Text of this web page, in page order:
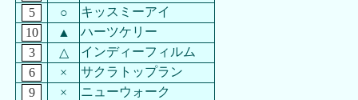
5
○
キッスミーアイ
10
▲
ハーツケリー
3
△
インディーフィルム
6
×
サクラトップラン
9
× ニューウォーク